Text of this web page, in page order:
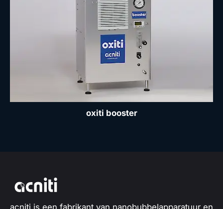
oxiti booster
acniti is een fabrikant van nanobubbelapparatuur en